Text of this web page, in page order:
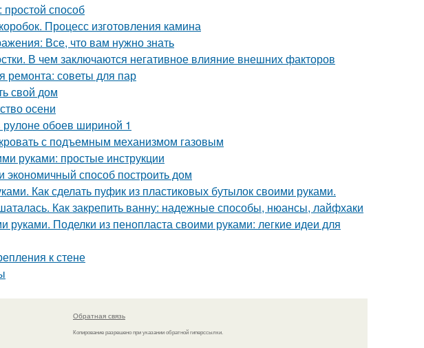
способ
Процесс изготовления камина
Все, что вам нужно знать
В чем заключаются негативное влияние внешних факторов
ремонта: советы для пар
свой дом
осени
обоев шириной 1
с подъемным механизмом газовым
руками: простые инструкции
экономичный способ построить дом
Как сделать пуфик из пластиковых бутылок своими руками.
Как закрепить ванну: надежные способы, нюансы, лайфхаки
руками. Поделки из пенопласта своими руками: легкие идеи для
к стене
Обратная связь
Копирование разрешено при указании обратной гиперссылки.